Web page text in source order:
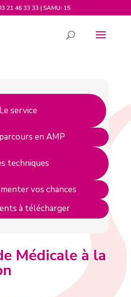
21 46 33 33 | SAMU: 15
Le service
en AMP
techniques
vos chances
à télécharger
Médicale à la